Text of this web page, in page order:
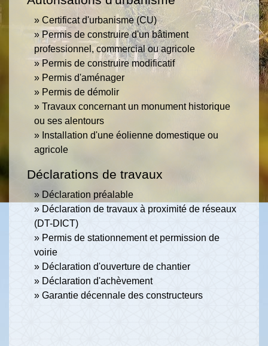
Certificat d'urbanisme (CU)
Permis de construire d'un bâtiment
professionnel, commercial ou agricole
Permis de construire modificatif
Permis d'aménager
Permis de démolir
Travaux concernant un monument historique
ou ses alentours
Installation d'une éolienne domestique ou
agricole
Déclarations de travaux
Déclaration préalable
Déclaration de travaux à proximité de réseaux
(DT-DICT)
Permis de stationnement et permission de
voirie
Déclaration d'ouverture de chantier
Déclaration d'achèvement
Garantie décennale des constructeurs